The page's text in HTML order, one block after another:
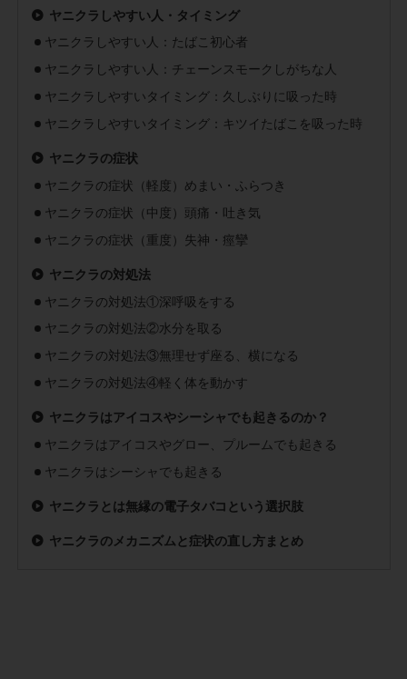
ヤニクラしやすい人・タイミング
ヤニクラしやすい人：たばこ初心者
ヤニクラしやすい人：チェーンスモークしがちな人
ヤニクラしやすいタイミング：久しぶりに吸った時
ヤニクラしやすいタイミング：キツイたばこを吸った時
ヤニクラの症状
ヤニクラの症状（軽度）めまい・ふらつき
ヤニクラの症状（中度）頭痛・吐き気
ヤニクラの症状（重度）失神・痙攣
ヤニクラの対処法
ヤニクラの対処法①深呼吸をする
ヤニクラの対処法②水分を取る
ヤニクラの対処法③無理せず座る、横になる
ヤニクラの対処法④軽く体を動かす
ヤニクラはアイコスやシーシャでも起きるのか？
ヤニクラはアイコスやグロー、プルームでも起きる
ヤニクラはシーシャでも起きる
ヤニクラとは無縁の電子タバコという選択肢
ヤニクラのメカニズムと症状の直し方まとめ